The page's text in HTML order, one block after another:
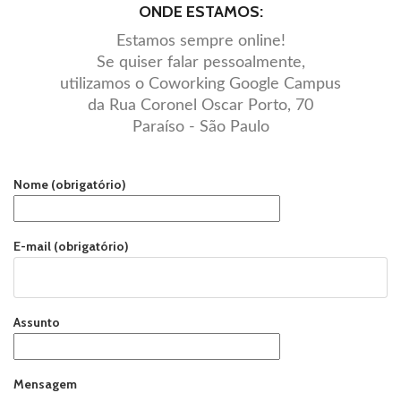
ONDE ESTAMOS:
Estamos sempre online!
Se quiser falar pessoalmente,
utilizamos o Coworking Google Campus
da Rua Coronel Oscar Porto, 70
Paraíso - São Paulo
Nome (obrigatório)
E-mail (obrigatório)
Assunto
Mensagem